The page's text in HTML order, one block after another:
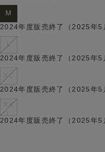
M
2024年度販売終了（2025年5
L
2024年度販売終了（2025年5
XL
2024年度販売終了（2025年5
XX
2024年度販売終了（2025年5